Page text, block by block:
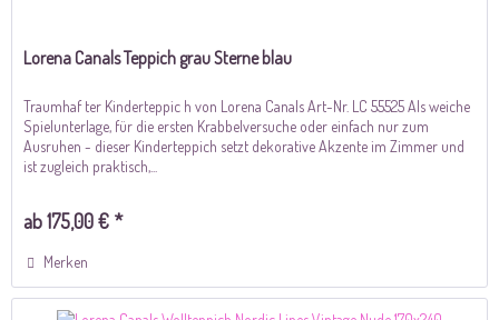
Lorena Canals Teppich grau Sterne blau
Traumhaf ter Kinderteppic h von Lorena Canals Art-Nr. LC 55525 Als weiche
Spielunterlage, für die ersten Krabbelversuche oder einfach nur zum
Ausruhen - dieser Kinderteppich setzt dekorative Akzente im Zimmer und
ist zugleich praktisch,...
ab 175,00 € *
Merken